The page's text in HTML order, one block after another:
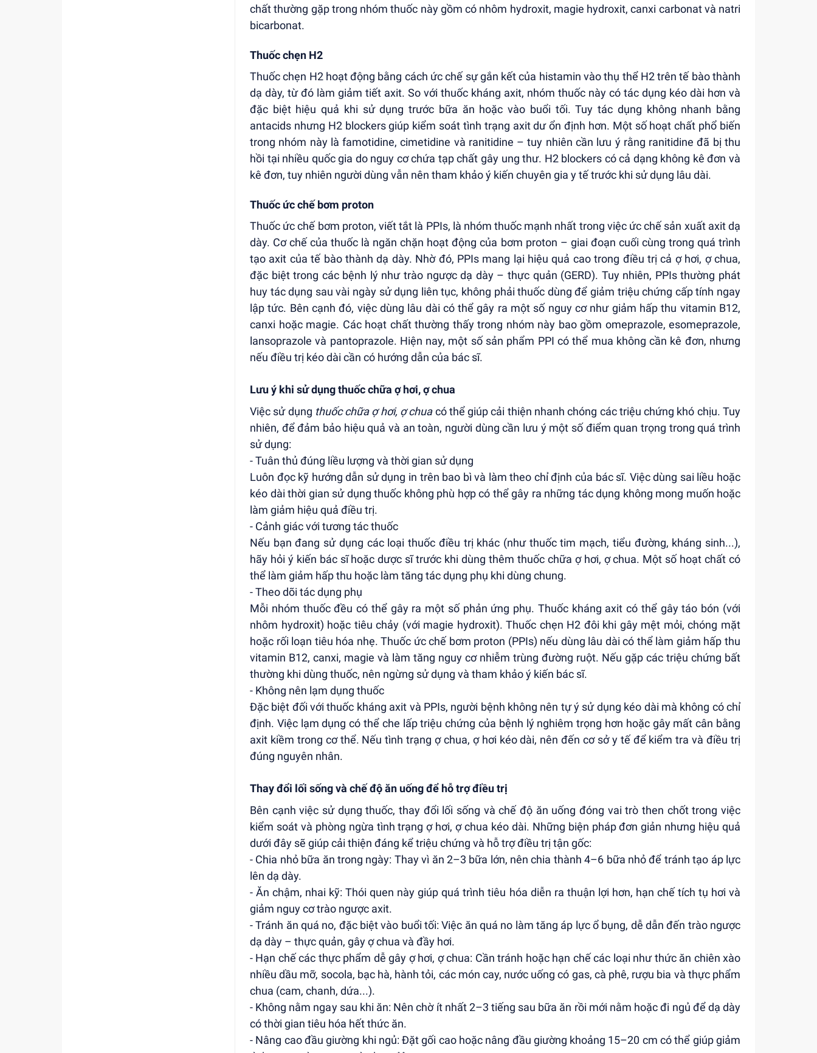
chất thường gặp trong nhóm thuốc này gồm có nhôm hydroxit, magie hydroxit, canxi carbonat và natri
bicarbonat.
Thuốc chẹn H2
Thuốc chẹn H2 hoạt động bằng cách ức chế sự gắn kết của histamin vào thụ thể H2 trên tế bào thành
dạ dày, từ đó làm giảm tiết axit. So với thuốc kháng axit, nhóm thuốc này có tác dụng kéo dài hơn và
đặc biệt hiệu quả khi sử dụng trước bữa ăn hoặc vào buổi tối. Tuy tác dụng không nhanh bằng
antacids nhưng H2 blockers giúp kiểm soát tình trạng axit dư ổn định hơn. Một số hoạt chất phổ biến
trong nhóm này là famotidine, cimetidine và ranitidine – tuy nhiên cần lưu ý rằng ranitidine đã bị thu
hồi tại nhiều quốc gia do nguy cơ chứa tạp chất gây ung thư. H2 blockers có cả dạng không kê đơn và
kê đơn, tuy nhiên người dùng vẫn nên tham khảo ý kiến chuyên gia y tế trước khi sử dụng lâu dài.
Thuốc ức chế bơm proton
Thuốc ức chế bơm proton, viết tắt là PPIs, là nhóm thuốc mạnh nhất trong việc ức chế sản xuất axit dạ
dày. Cơ chế của thuốc là ngăn chặn hoạt động của bơm proton – giai đoạn cuối cùng trong quá trình
tạo axit của tế bào thành dạ dày. Nhờ đó, PPIs mang lại hiệu quả cao trong điều trị cả ợ hơi, ợ chua,
đặc biệt trong các bệnh lý như trào ngược dạ dày – thực quản (GERD). Tuy nhiên, PPIs thường phát
huy tác dụng sau vài ngày sử dụng liên tục, không phải thuốc dùng để giảm triệu chứng cấp tính ngay
lập tức. Bên cạnh đó, việc dùng lâu dài có thể gây ra một số nguy cơ như giảm hấp thu vitamin B12,
canxi hoặc magie. Các hoạt chất thường thấy trong nhóm này bao gồm omeprazole, esomeprazole,
lansoprazole và pantoprazole. Hiện nay, một số sản phẩm PPI có thể mua không cần kê đơn, nhưng
nếu điều trị kéo dài cần có hướng dẫn của bác sĩ.
Lưu ý khi sử dụng thuốc chữa ợ hơi, ợ chua
Việc sử dụng thuốc chữa ợ hơi, ợ chuacó thể giúp cải thiện nhanh chóng các triệu chứng khó chịu. Tuy
nhiên, để đảm bảo hiệu quả và an toàn, người dùng cần lưu ý một số điểm quan trọng trong quá trình
sử dụng:
- Tuân thủ đúng liều lượng và thời gian sử dụng
Luôn đọc kỹ hướng dẫn sử dụng in trên bao bì và làm theo chỉ định của bác sĩ. Việc dùng sai liều hoặc
kéo dài thời gian sử dụng thuốc không phù hợp có thể gây ra những tác dụng không mong muốn hoặc
làm giảm hiệu quả điều trị.
- Cảnh giác với tương tác thuốc
Nếu bạn đang sử dụng các loại thuốc điều trị khác (như thuốc tim mạch, tiểu đường, kháng sinh...),
hãy hỏi ý kiến bác sĩ hoặc dược sĩ trước khi dùng thêm thuốc chữa ợ hơi, ợ chua. Một số hoạt chất có
thể làm giảm hấp thu hoặc làm tăng tác dụng phụ khi dùng chung.
- Theo dõi tác dụng phụ
Mỗi nhóm thuốc đều có thể gây ra một số phản ứng phụ. Thuốc kháng axit có thể gây táo bón (với
nhôm hydroxit) hoặc tiêu chảy (với magie hydroxit). Thuốc chẹn H2 đôi khi gây mệt mỏi, chóng mặt
hoặc rối loạn tiêu hóa nhẹ. Thuốc ức chế bơm proton (PPIs) nếu dùng lâu dài có thể làm giảm hấp thu
vitamin B12, canxi, magie và làm tăng nguy cơ nhiễm trùng đường ruột. Nếu gặp các triệu chứng bất
thường khi dùng thuốc, nên ngừng sử dụng và tham khảo ý kiến bác sĩ.
- Không nên lạm dụng thuốc
Đặc biệt đối với thuốc kháng axit và PPIs, người bệnh không nên tự ý sử dụng kéo dài mà không có chỉ
định. Việc lạm dụng có thể che lấp triệu chứng của bệnh lý nghiêm trọng hơn hoặc gây mất cân bằng
axit kiềm trong cơ thể. Nếu tình trạng ợ chua, ợ hơi kéo dài, nên đến cơ sở y tế để kiểm tra và điều trị
đúng nguyên nhân.
Thay đổi lối sống và chế độ ăn uống để hỗ trợ điều trị
Bên cạnh việc sử dụng thuốc, thay đổi lối sống và chế độ ăn uống đóng vai trò then chốt trong việc
kiểm soát và phòng ngừa tình trạng ợ hơi, ợ chua kéo dài. Những biện pháp đơn giản nhưng hiệu quả
dưới đây sẽ giúp cải thiện đáng kể triệu chứng và hỗ trợ điều trị tận gốc:
- Chia nhỏ bữa ăn trong ngày: Thay vì ăn 2–3 bữa lớn, nên chia thành 4–6 bữa nhỏ để tránh tạo áp lực
lên dạ dày.
- Ăn chậm, nhai kỹ: Thói quen này giúp quá trình tiêu hóa diễn ra thuận lợi hơn, hạn chế tích tụ hơi và
giảm nguy cơ trào ngược axit.
- Tránh ăn quá no, đặc biệt vào buổi tối: Việc ăn quá no làm tăng áp lực ổ bụng, dễ dẫn đến trào ngược
dạ dày – thực quản, gây ợ chua và đầy hơi.
- Hạn chế các thực phẩm dễ gây ợ hơi, ợ chua: Cần tránh hoặc hạn chế các loại như thức ăn chiên xào
nhiều dầu mỡ, socola, bạc hà, hành tỏi, các món cay, nước uống có gas, cà phê, rượu bia và thực phẩm
chua (cam, chanh, dứa...).
- Không nằm ngay sau khi ăn: Nên chờ ít nhất 2–3 tiếng sau bữa ăn rồi mới nằm hoặc đi ngủ để dạ dày
có thời gian tiêu hóa hết thức ăn.
- Nâng cao đầu giường khi ngủ: Đặt gối cao hoặc nâng đầu giường khoảng 15–20 cm có thể giúp giảm